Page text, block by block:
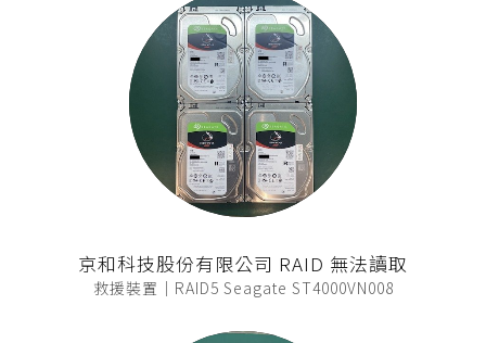
京和科技股份有限公司 RAID 無法讀取
救援裝置｜RAID5 Seagate ST4000VN008